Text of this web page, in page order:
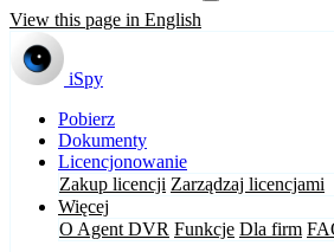
View this page in English
iSpy
Pobierz
Dokumenty
Licencjonowanie
Zakup licencji Zarządzaj licencjami
Więcej
O Agent DVR Funkcje Dla firm